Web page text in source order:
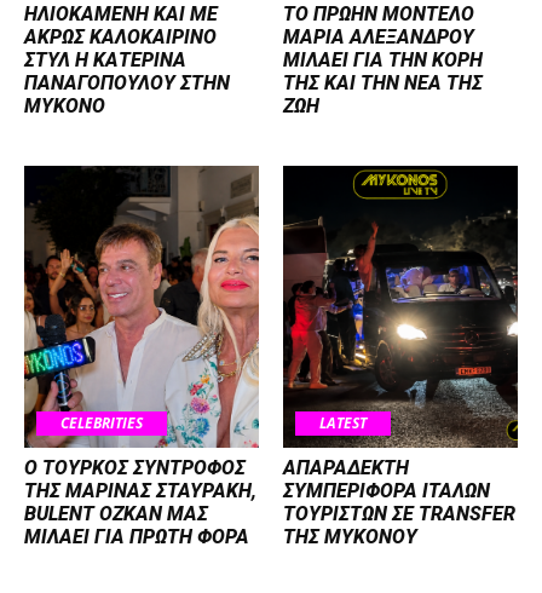
ΗΛΙΟΚΑΜΕΝΗ ΚΑΙ ΜΕ
ΑΚΡΩΣ ΚΑΛΟΚΑΙΡΙΝΟ
ΣΤΥΛ Η ΚΑΤΕΡΙΝΑ
ΠΑΝΑΓΟΠΟΥΛΟΥ ΣΤΗΝ
ΜΥΚΟΝΟ
ΤΟ ΠΡΩΗΝ ΜΟΝΤΕΛΟ
ΜΑΡΙΑ ΑΛΕΞΑΝΔΡΟΥ
ΜΙΛΑΕΙ ΓΙΑ ΤΗΝ ΚΟΡΗ
ΤΗΣ ΚΑΙ ΤΗΝ ΝΕΑ ΤΗΣ
ΖΩΗ
CELEBRITIES
Ο ΤΟΥΡΚΟΣ ΣΥΝΤΡΟΦΟΣ
ΤΗΣ ΜΑΡΙΝΑΣ ΣΤΑΥΡΑΚΗ,
BULENT OZKAN ΜΑΣ
ΜΙΛΑΕΙ ΓΙΑ ΠΡΩΤΗ ΦΟΡΑ
LATEST
ΑΠΑΡΑΔΕΚΤΗ
ΣΥΜΠΕΡΙΦΟΡΑ ΙΤΑΛΩΝ
ΤΟΥΡΙΣΤΩΝ ΣΕ TRANSFER
ΤΗΣ ΜΥΚΟΝΟΥ